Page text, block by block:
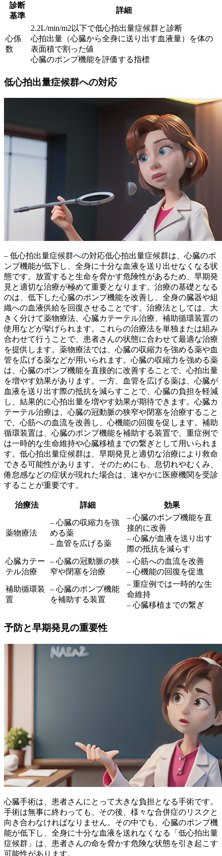
診断
基準
詳細
心係
数
2.2L/min/m2以下で低心拍出量症候群と診断
心拍出量（心臓から全身に送り出す血液量）を体の
表面積で割った値
心臓のポンプ機能を評価する指標
低心拍出量症候群への対応
– 低心拍出量症候群への対応低心拍出量症候群は、心臓のポ
ンプ機能が低下し、全身に十分な血液を送り出せなくなる状
態です。放置すると生命を脅かす危険性があるため、早期発
見と適切な治療が極めて重要となります。治療の基礎となる
のは、低下した心臓のポンプ機能を改善し、全身の臓器や組
織への血液供給を回復させることです。 治療法としては、大
きく分けて薬物療法、心臓カテーテル治療、補助循環装置の
使用などが挙げられます。
これらの治療法を単独または組み
合わせて行うことで、患者さんの状態に合わせて最適な治療
を提供します。薬物療法では、心臓の収縮力を強める薬や血
管を広げる薬などが用いられます。心臓の収縮力を強める薬
は、心臓のポンプ機能を直接的に改善することで、心拍出量
を増やす効果があります。一方、血管を広げる薬は、心臓が
血液を送り出す際の抵抗を減らすことで、心臓の負担を軽減
し、結果的に心拍出量を増やす効果が期待できます。 心臓カ
テーテル治療は、心臓の冠動脈の狭窄や閉塞を治療すること
で、心筋への血流を改善し、心機能の回復を促します。 補助
循環装置は、心臓のポンプ機能を補助する装置で、重症例で
は一時的な生命維持や心臓移植までの繋ぎとして用いられま
す。低心拍出量症候群は、早期発見と適切な治療により救命
できる可能性があります。そのためにも、息切れやむくみ、
倦怠感などの症状が現れた場合は、速やかに医療機関を受診
することが重要です。
治療法 詳細 効果
薬物療法
– 心臓の収縮力を強
める薬
– 血管を広げる薬
– 心臓のポンプ機能を直
接的に改善
– 心臓が血液を送り出す
際の抵抗を減らす
心臓カテー
テル治療
– 心臓の冠動脈の狭
窄や閉塞を治療
– 心筋への血流を改善
– 心機能の回復を促進
補助循環装
置
– 心臓のポンプ機能
を補助する装置
– 重症例では一時的な生
命維持
– 心臓移植までの繋ぎ
予防と早期発見の重要性
心臓手術は、患者さんにとって大きな負担となる手術です。
手術は無事に終わっても、その後、様々な合併症のリスクと
向き合わなければなりません。その中でも、 心臓のポンプ機
能が低下し、全身に十分な血液を送れなくなる「低心拍出量
症候群」 は、患者さんの命を脅かす危険な状態を引き起こす
可能性があります。